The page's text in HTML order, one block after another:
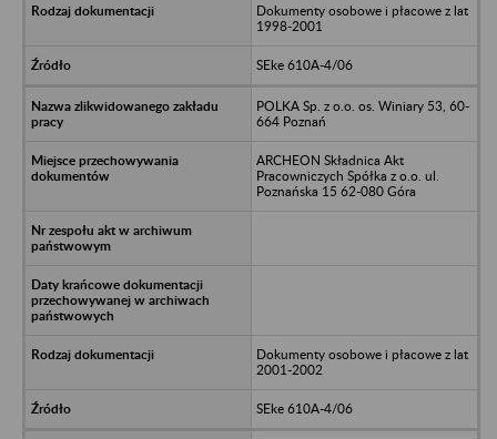
Dokumenty osobowe i płacowe z lat
1998-2001
SEke 610A-4/06
POLKA Sp. z o.o. os. Winiary 53, 60-
664 Poznań
ARCHEON Składnica Akt
Pracowniczych Spółka z o.o. ul.
Poznańska 15 62-080 Góra
Dokumenty osobowe i płacowe z lat
2001-2002
SEke 610A-4/06